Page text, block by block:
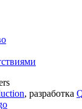
, разработка